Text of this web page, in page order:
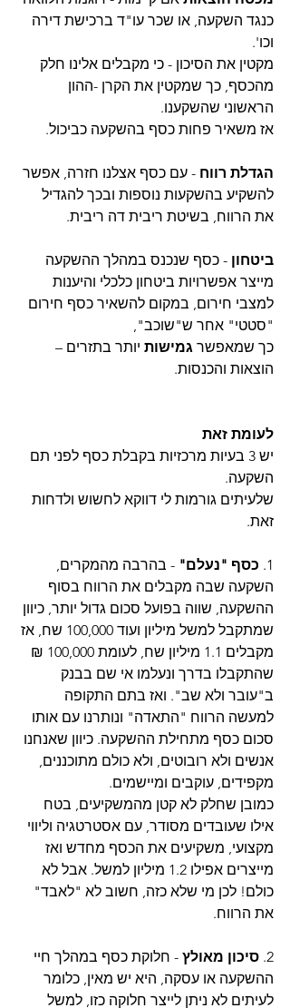
כנגד השקעה, או שכר עו"ד ברכישת דירה
וכו'.
מקטין את הסיכון - כי מקבלים אלינו חלק
מהכסף, כך שמקטין את הקרן -ההון
הראשוני שהשקענו.
אז משאיר פחות כסף בהשקעה כביכול.
הגדלת רווח - עם כסף אצלנו חזרה, אפשר
להשקיע בהשקעות נוספות ובכך להגדיל
את הרווח, בשיטת ריבית דה ריבית.
ביטחון - כסף שנכנס במהלך ההשקעה
מייצר אפשרויות ביטחון כלכלי והיענות
למצבי חירום, במקום להשאיר כסף חירום
"סטטי" אחר ש"שוכב",
כך שמאפשר גמישות יותר בתזרים –
הוצאות והכנסות.
לעומת זאת
יש 3 בעיות מרכזיות בקבלת כסף לפני תם
השקעה.
שלעיתים גורמות לי דווקא לחשוש ולדחות
זאת.
1. כסף "נעלם" - בהרבה מהמקרים,
השקעה שבה מקבלים את הרווח בסוף
ההשקעה, שווה בפועל סכום גדול יותר, כיוון
שמתקבל למשל מיליון ועוד 100,000 שח, אז
מקבלים 1.1 מיליון שח, לעומת 100,000 ₪
שהתקבלו בדרך ונעלמו אי שם בבנק
ב"עובר ולא שב". ואז בתם התקופה
למעשה הרווח "התאדה" ונותרנו עם אותו
סכום כסף מתחילת ההשקעה. כיוון שאנחנו
אנשים ולא רובוטים, ולא כולם מתוכננים,
מקפידים, עוקבים ומיישמים.
כמובן שחלק לא קטן מהמשקיעים, בטח
אילו שעובדים מסודר, עם אסטרטגיה וליווי
מקצועי, משקיעים את הכסף מחדש ואז
מייצרים אפילו 1.2 מיליון למשל. אבל לא
כולם! לכן מי שלא כזה, חשוב לא "לאבד"
את הרווח.
2. סיכון מאולץ - חלוקת כסף במהלך חיי
ההשקעה או עסקה, היא יש מאין, כלומר
לעיתים לא ניתן לייצר חלוקה כזו, למשל